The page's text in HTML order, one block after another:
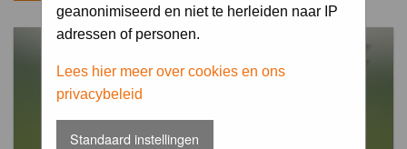
geanonimiseerd en niet te herleiden naar IP
adressen of personen.
Lees hier meer over cookies en ons
privacybeleid
Standaard instellingen